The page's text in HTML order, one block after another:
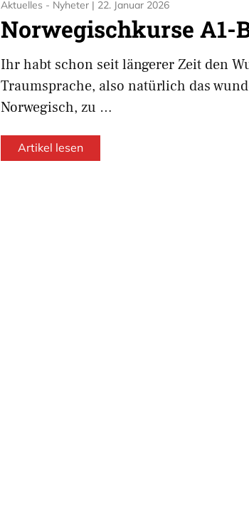
Aktuelles - Nyheter | 22. Januar 2026
Norwegischkurse A1-
Ihr habt schon seit längerer Zeit den
Traumsprache, also natürlich das
Norwegisch, zu …
Artikel lesen